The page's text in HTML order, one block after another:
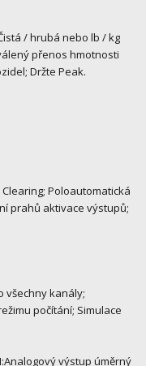
/ hrubá nebo lb / kg
přenos hmotnosti
Držte Peak.
Poloautomatická
prahů aktivace výstupů;
všechny kanály;
počítání; Simulace
výstup úměrný